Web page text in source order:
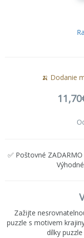
🍌 Dodanie
✅ Poštovné
Zažijte
puzzle s motivem
dílky